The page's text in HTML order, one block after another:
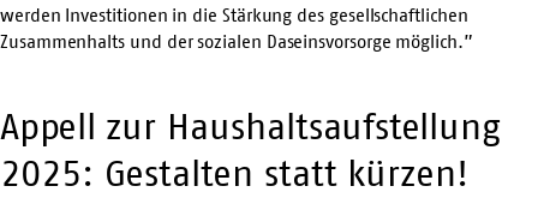
werden Investitionen in die Stärkung des gesellschaftlichen
Zusammenhalts und der sozialen Daseinsvorsorge möglich.”
Appell zur Haushaltsaufstellung
2025: Gestalten statt kürzen!